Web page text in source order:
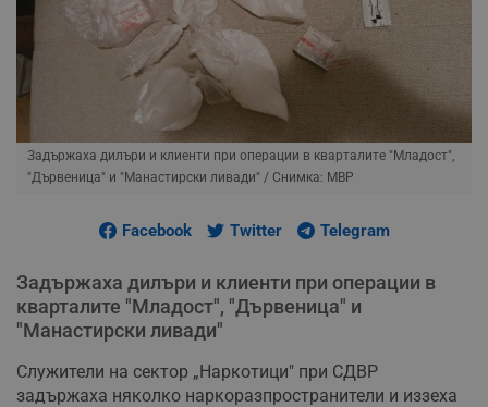
Задържаха дилъри и клиенти при операции в кварталите "Младост",
"Дървеница" и "Манастирски ливади" / Снимка: МВР
Facebook Twitter Telegram
Задържаха дилъри и клиенти при операции в
кварталите "Младост", "Дървеница" и
"Манастирски ливади"
Служители на сектор „Наркотици" при СДВР
задържаха няколко наркоразпространители и иззеха